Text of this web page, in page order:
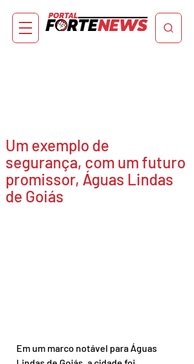
Um exemplo de
segurança, com um futuro
promissor, Águas Lindas
de Goiás
Em um marco notável para Águas